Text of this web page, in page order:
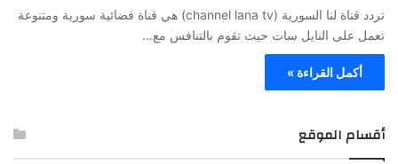
تردد قناة لنا السورية (channel lana tv) هي قناة فضائية سورية ومتنوعة
تعمل على النايل سات حيث تقوم بالتنافس مع…
أكمل القراءة »
أقسام الموقع